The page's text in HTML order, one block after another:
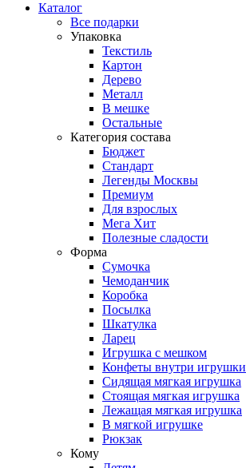
Каталог
Все подарки
Упаковка
Текстиль
Картон
Дерево
Металл
В мешке
Остальные
Категория состава
Бюджет
Стандарт
Легенды Москвы
Премиум
Для взрослых
Мега Хит
Полезные сладости
Форма
Сумочка
Чемоданчик
Коробка
Посылка
Шкатулка
Ларец
Игрушка с мешком
Конфеты внутри игрушки
Сидящая мягкая игрушка
Стоящая мягкая игрушка
Лежащая мягкая игрушка
В мягкой игрушке
Рюкзак
Кому